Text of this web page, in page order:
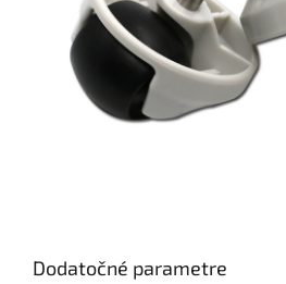
Dodatočné parametre